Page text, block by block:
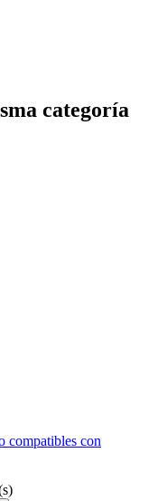
categoría
compatibles con